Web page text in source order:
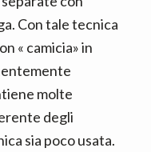
Con tale tecnica
« camicia» in
molte
degli
sia poco usata.